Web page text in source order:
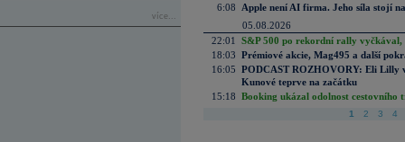
více...
6:08
Apple není AI firma. Jeho síla stojí
05.08.2026
22:01
S&P 500 po rekordní rally vyčkával,
18:03 Prémiové akcie, Mag495 a další
16:05 PODCAST ROZHOVORY: Eli Lilly
Kunové teprve na začátku
15:18 Booking ukázal odolnost cestovního
1 2 3 4